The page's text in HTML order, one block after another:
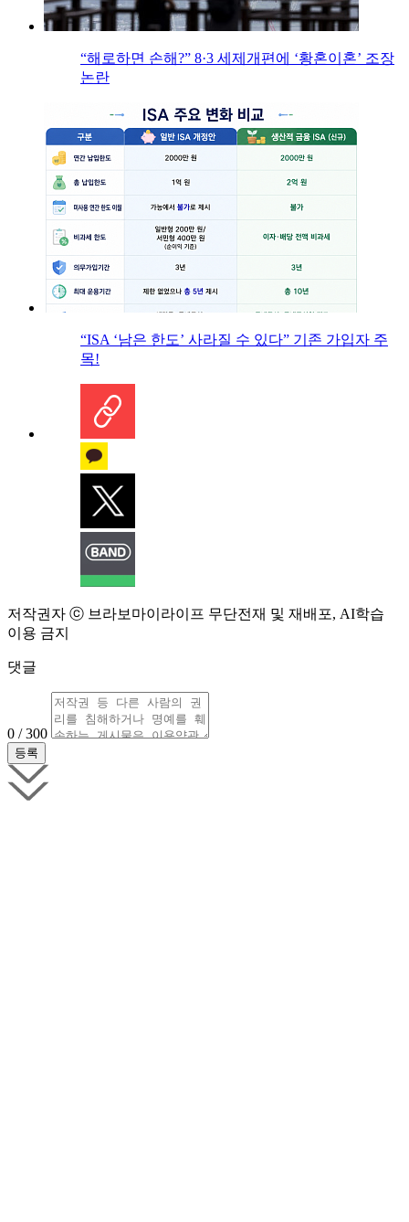
“해로하면 손해?” 8·3 세제개편에 ‘황혼이혼’ 조장
논란
“ISA ‘남은 한도’ 사라질 수 있다” 기존 가입자 주
목!
저작권자 ⓒ 브라보마이라이프 무단전재 및 재배포, AI학습
이용 금지
댓글
0 / 300